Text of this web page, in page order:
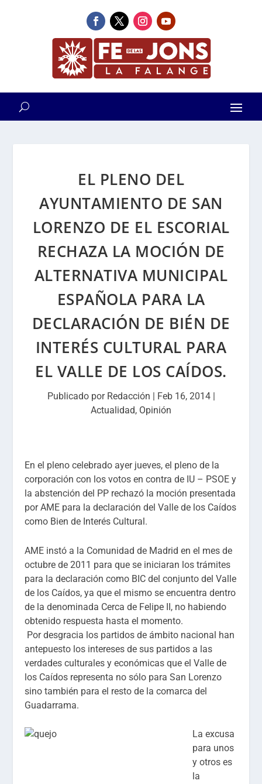
EL PLENO DEL
AYUNTAMIENTO DE SAN
LORENZO DE EL ESCORIAL
RECHAZA LA MOCIÓN DE
ALTERNATIVA MUNICIPAL
ESPAÑOLA PARA LA
DECLARACIÓN DE BIÉN DE
INTERÉS CULTURAL PARA
EL VALLE DE LOS CAÍDOS.
Publicado por Redacción | Feb 16, 2014|
Actualidad, Opinión
En el pleno celebrado ayer jueves, el pleno de la
corporación con los votos en contra de IU – PSOE y
la abstención del PP rechazó la moción presentada
por AME para la declaración del Valle de los Caídos
como Bien de Interés Cultural.
AME instó a la Comunidad de Madrid en el mes de
octubre de 2011 para que se iniciaran los trámites
para la declaración como BIC del conjunto del Valle
de los Caídos, ya que el mismo se encuentra dentro
de la denominada Cerca de Felipe II, no habiendo
obtenido respuesta hasta el momento.
Por desgracia los partidos de ámbito nacional han
antepuesto los intereses de sus partidos a las
verdades culturales y económicas que el Valle de
los Caídos representa no sólo para San Lorenzo
sino también para el resto de la comarca del
Guadarrama.
La excusa
para unos
y otros es
la